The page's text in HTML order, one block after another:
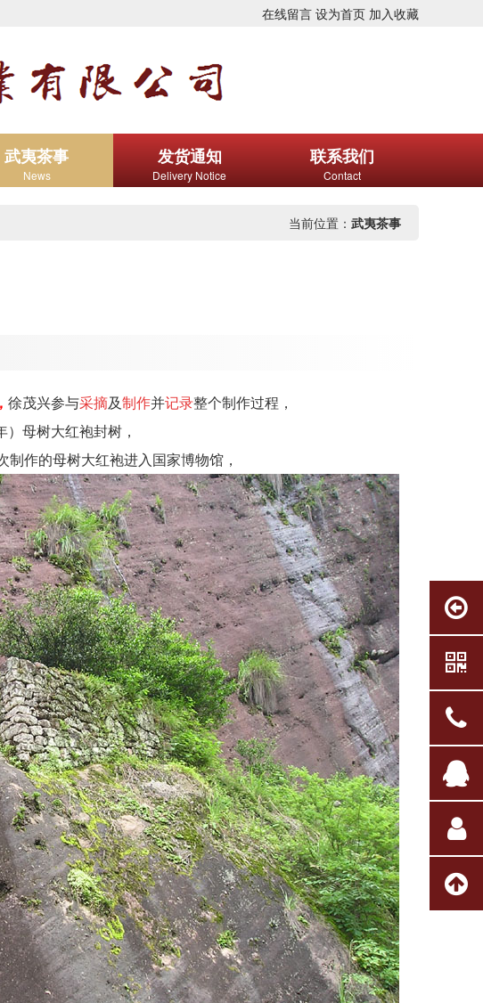
在线留言 设为首页 加入收藏
武夷茶事
News
发货通知
Delivery Notice
联系我们
Contact
当前位置： 武夷茶事
徐茂兴参与采摘及制作并记录整个制作过程，
母树大红袍封树，
作的母树大红袍进入国家博物馆，